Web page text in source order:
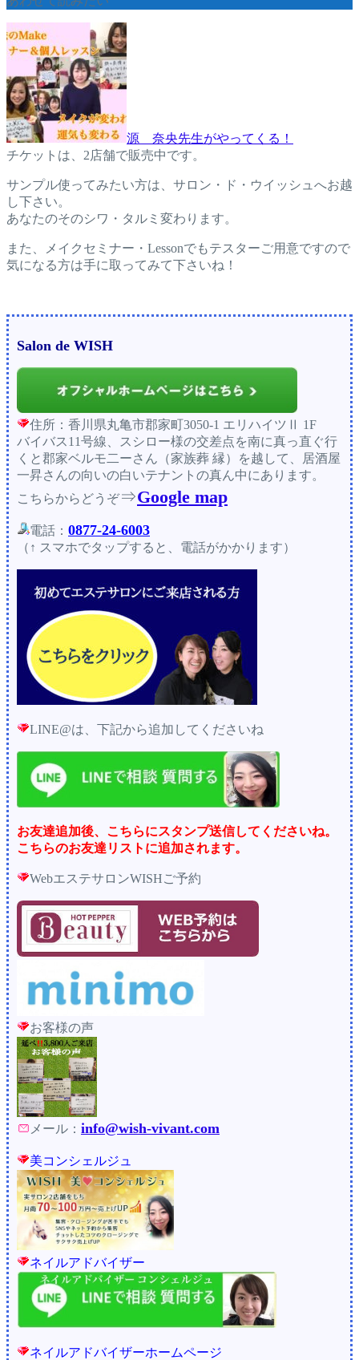
源 奈央先生がやってくる！
チケットは、2店舗で販売中です。
サンプル使ってみたい方は、サロン・ド・ウイッシュへお越
し下さい。
あなたのそのシワ・タルミ変わります。
また、メイクセミナー・Lessonでもテスターご用意ですので
気になる方は手に取ってみて下さいね！
Salon de WISH
住所：香川県丸亀市郡家町3050-1 エリハイツⅡ 1F
バイバス11号線、スシロー様の交差点を南に真っ直ぐ行
くと郡家ベルモ二ーさん（家族葬 縁）を越して、居酒屋
一昇さんの向いの白いテナントの真ん中にあります。
こちらからどうぞ⇒Google map
電話： 0877-24-6003
（↑ スマホでタップすると、電話がかかります）
LINE@は、下記から追加してくださいね
お友達追加後、こちらにスタンプ送信してくださいね。
こちらのお友達リストに追加されます。
WebエステサロンWISHご予約
お客様の声
メール： info@wish-vivant.com
美コンシェルジュ
ネイルアドバイザー
ネイルアドバイザーホームページ